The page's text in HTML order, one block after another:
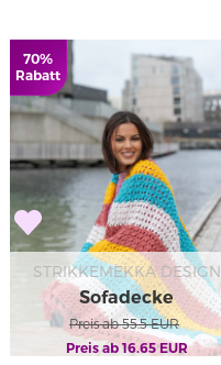
70%
Rabatt
STRIKKEMEKKA DESIGN
Sofadecke
Preis ab 55.5EUR
Preis ab 16.65EUR